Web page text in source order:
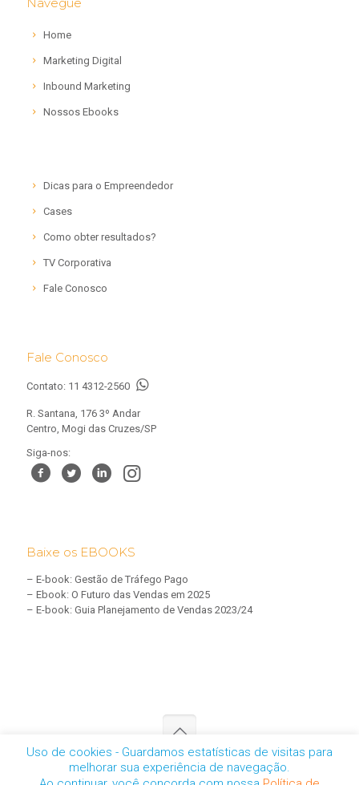
Home
Marketing Digital
Inbound Marketing
Nossos Ebooks
Dicas para o Empreendedor
Cases
Como obter resultados?
TV Corporativa
Fale Conosco
Fale Conosco
Contato: 11 4312-2560
R. Santana, 176 3º Andar
Centro, Mogi das Cruzes/SP
Siga-nos:
Baixe os EBOOKS
– E-book: Gestão de Tráfego Pago
– Ebook: O Futuro das Vendas em 2025
– E-book: Guia Planejamento de Vendas 2023/24
CNPJ: 05.457.461/0001-01 | © 2025 - Todos os direitos reservados
Uso de cookies - Guardamos estatísticas de visitas para
melhorar sua experiência de navegação.